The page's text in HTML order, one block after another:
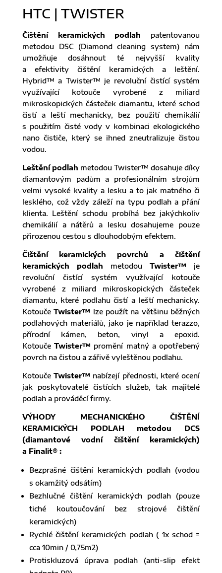
HTC | TWISTER
Čištění keramických podlah patentovanou
metodou DSC (Diamond cleaning system) nám
umožňuje dosáhnout té nejvyšší kvality
a efektivity čištění keramických a leštění.
Hybrid™ a Twister™ je revoluční čistící systém
využívající kotouče vyrobené z miliard
mikroskopických částeček diamantu, které schod
čistí a leští mechanicky, bez použití chemikálií
s použitím čisté vody v kombinaci ekologického
nano čističe, který se ihned zneutralizuje čistou
vodou.
Leštění podlah metodou Twister™ dosahuje díky
diamantovým padům a profesionálním strojům
velmi vysoké kvality a lesku a to jak matného či
lesklého, což vždy záleží na typu podlah a přání
klienta. Leštění schodu probíhá bez jakýchkoliv
chemikálií a nátěrů a lesku dosahujeme pouze
přirozenou cestou s dlouhodobým efektem.
Čištění keramických povrchů a čištění
keramických podlah metodouTwister™ je
revoluční čistící systém využívající kotouče
vyrobené z miliard mikroskopických částeček
diamantu, které podlahu čistí a leští mechanicky.
KotoučeTwister™ lze použít na většinu běžných
podlahových materiálů, jako je například terazzo,
přírodní kámen, beton, vinyl a epoxid.
KotoučeTwister™ promění matný a opotřebený
povrch na čistou a zářivě vyleštěnou podlahu.
KotoučeTwister™ nabízejí přednosti, které ocení
jak poskytovatelé čistících služeb, tak majitelé
podlah a prováděcí firmy.
VÝHODY MECHANICKÉHO ČIŠTĚNÍ
KERAMICKÝCH PODLAH metodou DCS
(diamantové vodní čištění keramických)
a Finalit® :
Bezprašné čištění keramických podlah (vodou
s okamžitý odsátím)
Bezhlučné čištění keramických podlah (pouze
tiché koutoučování bez strojové čištění
keramických)
Rychlé čištění keramických podlah ( 1x schod =
cca 10min / 0,75m2)
Protiskluzová úprava podlah (anti-slip efekt